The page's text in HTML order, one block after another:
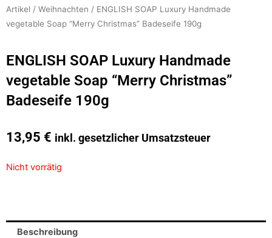
Artikel / Weihnachten / ENGLISH SOAP Luxury Handmade
vegetable Soap “Merry Christmas” Badeseife 190g
ENGLISH SOAP Luxury Handmade
vegetable Soap “Merry Christmas”
Badeseife 190g
13,95 € inkl. gesetzlicher Umsatzsteuer
Nicht vorrätig
Beschreibung